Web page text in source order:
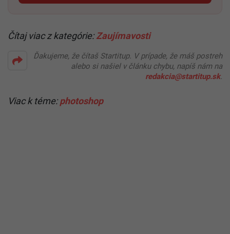
Čítaj viac z kategórie:Zaujímavosti
Ďakujeme, že čítaš Startitup. V prípade, že máš postreh
alebo si našiel v článku chybu, napíš nám na
redakcia@startitup.sk.
Viac k téme:photoshop